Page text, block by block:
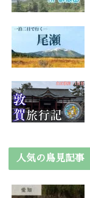
人気の鳥見記事